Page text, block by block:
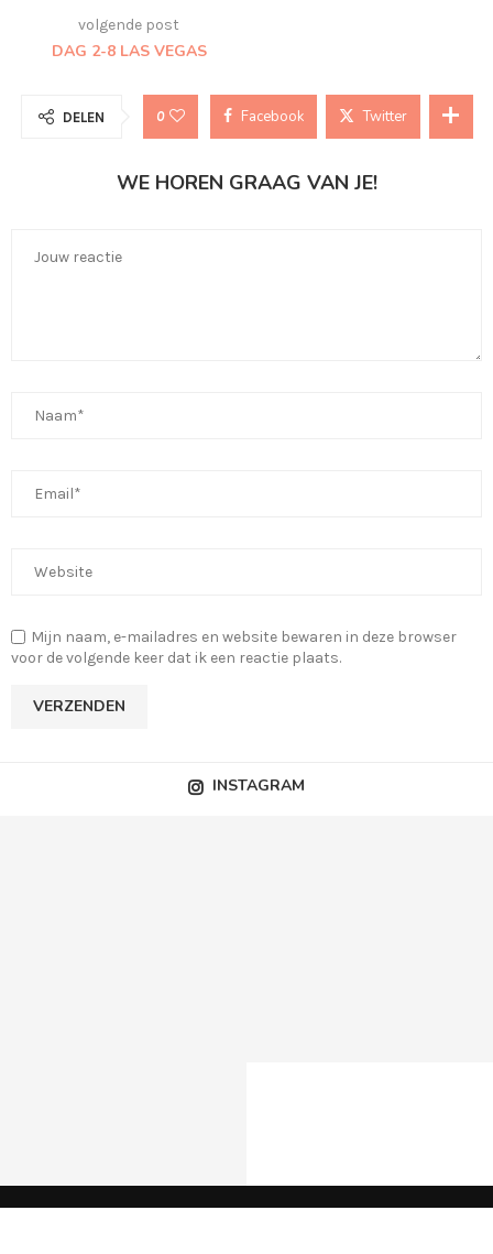
volgende post
DAG 2-8 LAS VEGAS
DELEN 0 Facebook Twitter
WE HOREN GRAAG VAN JE!
Mijn naam, e-mailadres en website bewaren in deze browser
voor de volgende keer dat ik een reactie plaats.
INSTAGRAM